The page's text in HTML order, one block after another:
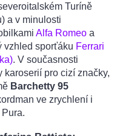
Turíně
a v minulosti
Alfa Romeo a
vzhled sporťáku Ferrari
. V současnosti
karoserií pro cizí značky,
Barchetty 95
ve zrychlení i